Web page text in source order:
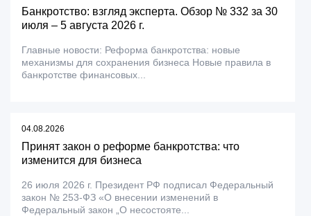
Банкротство: взгляд эксперта. Обзор № 332 за 30
июля – 5 августа 2026 г.
Главные новости: Реформа банкротства: новые
механизмы для сохранения бизнеса Новые правила в
банкротстве финансовых...
04.08.2026
Принят закон о реформе банкротства: что
изменится для бизнеса
26 июля 2026 г. Президент РФ подписал Федеральный
закон № 253-ФЗ «О внесении изменений в
Федеральный закон „О несостояте...